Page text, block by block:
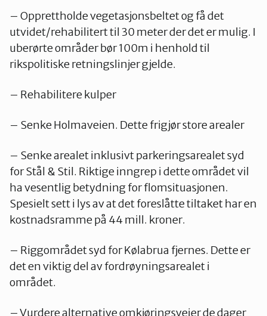
– Opprettholde vegetasjonsbeltet og få det
utvidet/rehabilitert til 30 meter der det er mulig. I
uberørte områder bør 100m i henhold til
rikspolitiske retningslinjer gjelde.
– Rehabilitere kulper
– Senke Holmaveien. Dette frigjør store arealer
– Senke arealet inklusivt parkeringsarealet syd
for Stål & Stil. Riktige inngrep i dette området vil
ha vesentlig betydning for flomsituasjonen.
Spesielt sett i lys av at det foreslåtte tiltaket har en
kostnadsramme på 44 mill. kroner.
– Riggområdet syd for Kølabrua fjernes. Dette er
det en viktig del av fordrøyningsarealet i
området.
– Vurdere alternative omkjøringsveier de dager